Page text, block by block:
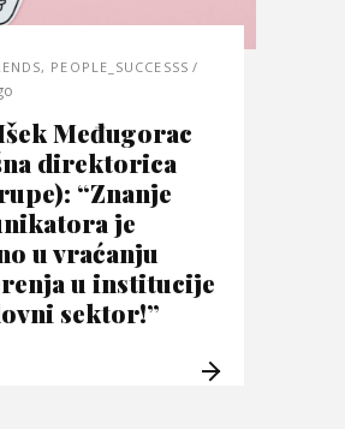
, PEOPLE_SUCCESSS
Međugorac
direktorica
“Znanje
je
u vraćanju
u institucije
sektor!”